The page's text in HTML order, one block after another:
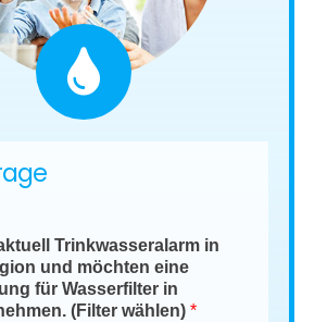
Trinkwasseralarm in
und möchten eine
für Wasserfilter in
(Filter wählen)*